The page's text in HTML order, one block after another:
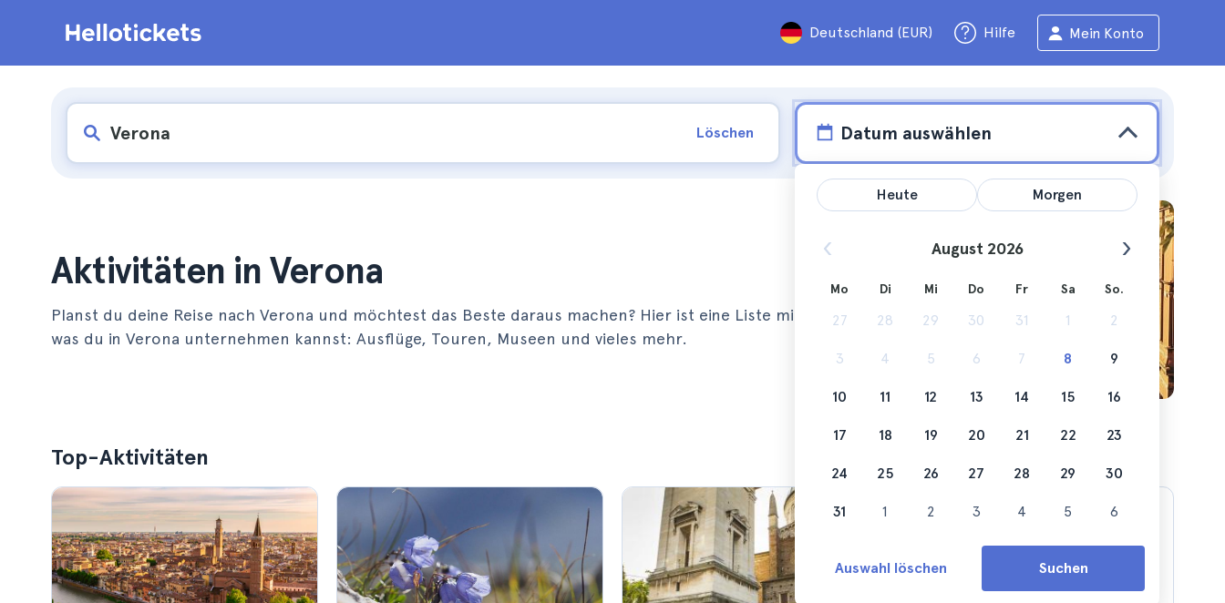
Deutschland (EUR) Hilfe Mein Konto
Löschen Datum auswählen
Aktivitäten in Verona
Planst du deine Reise nach Verona und möchtest das Beste daraus machen? Hier ist eine Liste mit allem,
was du in Verona unternehmen kannst: Ausflüge, Touren, Museen und vieles mehr.
Top-Aktivitäten
Heute Morgen
August 2026
Mo Di Mi Do Fr Sa So.
27 28 29 30 31 1 2
3 4 5 6 7 8 9
10 11 12 13 14 15 16
17 18 19 20 21 22 23
24 25 26 27 28 29 30
31 1 2 3 4 5 6
Auswahl löschen Suchen